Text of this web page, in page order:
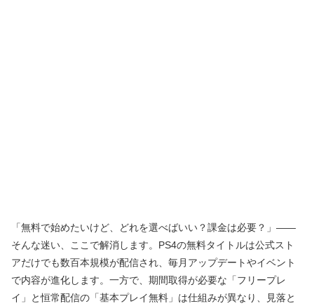
「無料で始めたいけど、どれを選べばいい？課金は必要？」――
そんな迷い、ここで解消します。PS4の無料タイトルは公式スト
アだけでも数百本規模が配信され、毎月アップデートやイベント
で内容が進化します。一方で、期間取得が必要な「フリープレ
イ」と恒常配信の「基本プレイ無料」は仕組みが異なり、見落と